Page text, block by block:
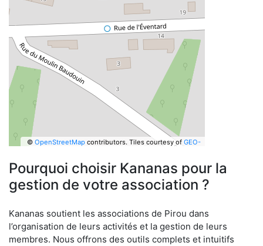
© OpenStreetMapcontributors. Tiles courtesy of GEO-
Pourquoi choisir Kananas pour la
gestion de votre association ?
Kananas soutient les associations de Pirou dans
l’organisation de leurs activités et la gestion de leurs
membres. Nous offrons des outils complets et intuitifs